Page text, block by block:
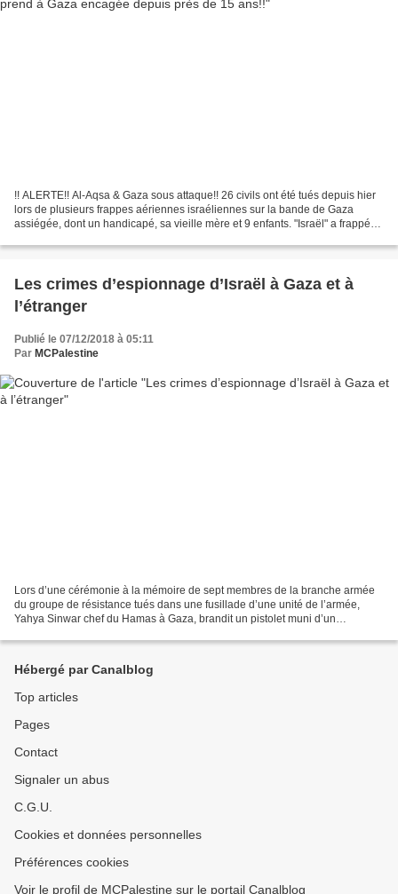
!! ALERTE!! Al-Aqsa & Gaza sous attaque!! 26 civils ont été tués depuis hier
lors de plusieurs frappes aériennes israéliennes sur la bande de Gaza
assiégée, dont un handicapé, sa vieille mère et 9 enfants. "Israël" a frappé
Les crimes d’espionnage d’Israël à Gaza et à
l’étranger
Publié le 07/12/2018 à 05:11
Par MCPalestine
Lors d’une cérémonie à la mémoire de sept membres de la branche armée
du groupe de résistance tués dans une fusillade d’une unité de l’armée,
Yahya Sinwar chef du Hamas à Gaza, brandit un pistolet muni d’un
Hébergé par Canalblog
Top articles
Pages
Contact
Signaler un abus
C.G.U.
Cookies et données personnelles
Préférences cookies
Voir le profil de MCPalestine sur le portail Canalblog